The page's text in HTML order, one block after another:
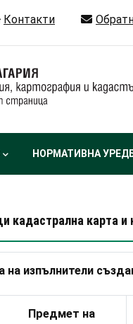
Контакти
НОРМАТИВНА
кадастрална карта и
на изпълнители
Предмет на